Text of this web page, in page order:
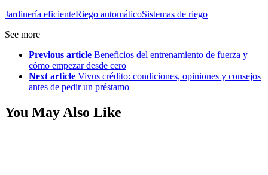
Jardinería eficienteRiego automáticoSistemas de riego
See more
Previous article Beneficios del entrenamiento de fuerza y
cómo empezar desde cero
Next article Vivus crédito: condiciones, opiniones y consejos
antes de pedir un préstamo
You May Also Like